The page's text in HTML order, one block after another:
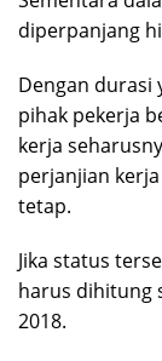
diperpanjang
Dengan durasi
pihak pekerja
kerja
perjanjian
tetap.
Jika status
harus dihitung
2018.